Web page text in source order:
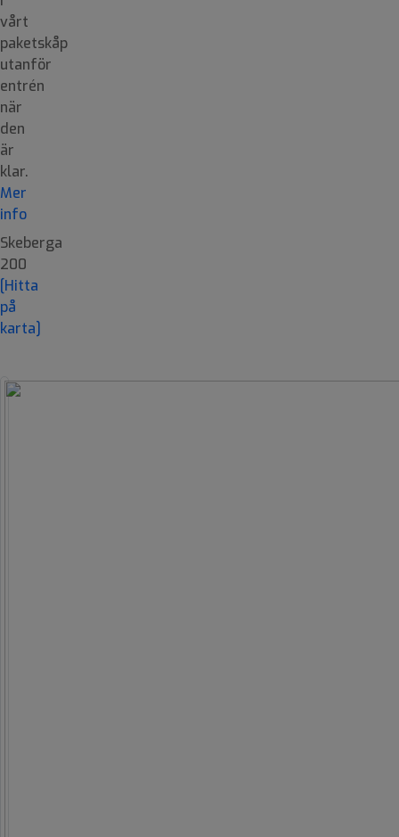
vårt
paketskåp
utanför
entrén
när
den
är
klar.
Mer
info
Skeberga
200
[Hitta
på
karta]